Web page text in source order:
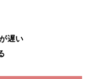
遅い